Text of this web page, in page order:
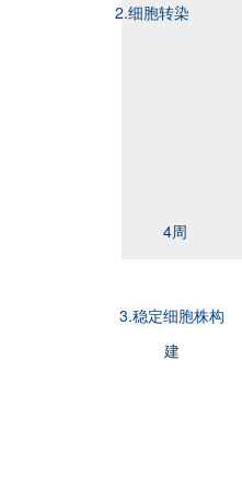
2.细胞转染
4周
3.稳定细胞株构
建